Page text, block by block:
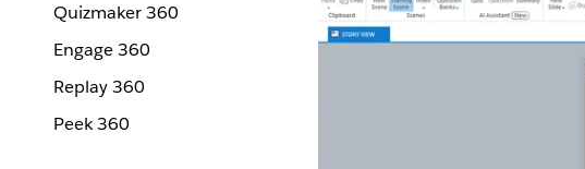
Quizmaker 360
Engage 360
Replay 360
Peek 360